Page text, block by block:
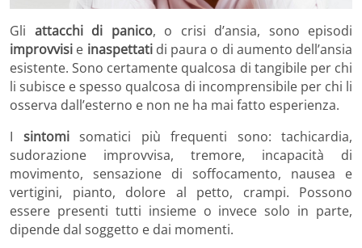
Gli attacchi di panico, o crisi d’ansia, sono episodi
improvvisi e inaspettatidi paura o di aumento dell’ansia
esistente. Sono certamente qualcosa di tangibile per chi
li subisce e spesso qualcosa di incomprensibile per chi li
osserva dall’esterno e non ne ha mai fatto esperienza.
I sintomisomatici più frequenti sono: tachicardia,
sudorazione improvvisa, tremore, incapacità di
movimento, sensazione di soffocamento, nausea e
vertigini, pianto, dolore al petto, crampi. Possono
essere presenti tutti insieme o invece solo in parte,
dipende dal soggetto e dai momenti.